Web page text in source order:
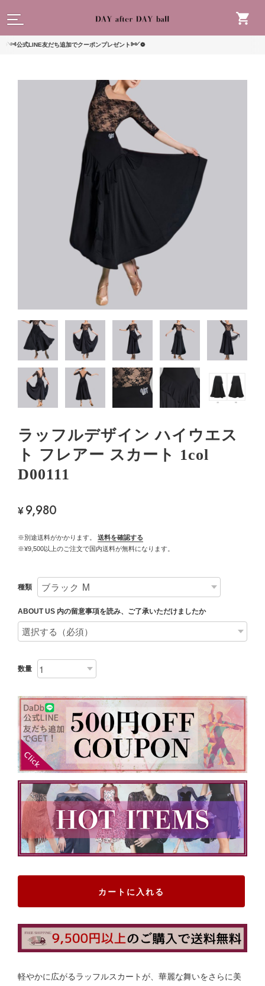
LINE友だち追加でクーポンプレゼント༻❁
ラッフルデザイン ハイウエス
ト フレアー スカート 1col
D00111
¥9,980
※別途送料がかかります。
送料を確認する
※¥9,500以上のご注文で国内送料が無料になります。
種類
ABOUT US 内の留意事項を読み、ご了承いただけましたか
数量
カートに入れる
軽やかに広がるラッフルスカートが、華麗な舞いをさらに美